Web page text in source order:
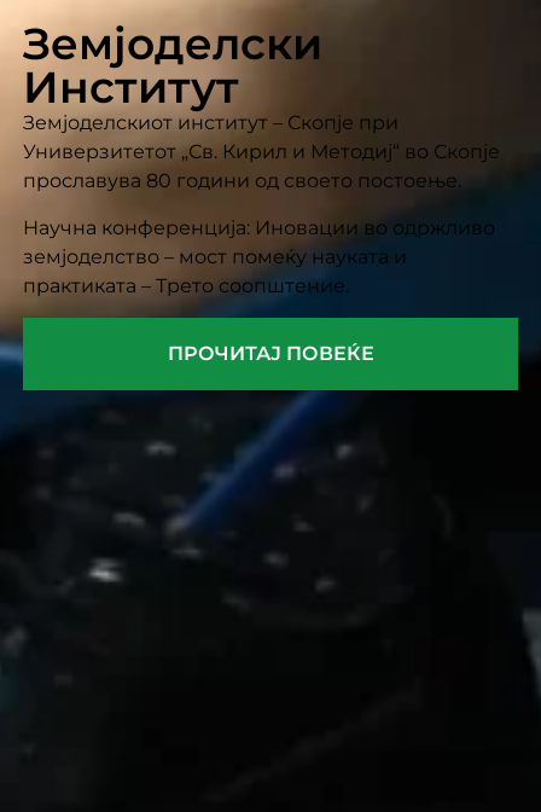
Земјоделски
Институт
Земјоделскиот институт – Скопје при
Универзитетот „Св. Кирил и Методиј“ во Скопје
прославува 80 години од своето постоење.
Научна конференција: Иновации во одржливо
земјоделство – мост помеќу науката и
практиката – Трето соопштение.
ПРОЧИТАЈ ПОВЕЌЕ